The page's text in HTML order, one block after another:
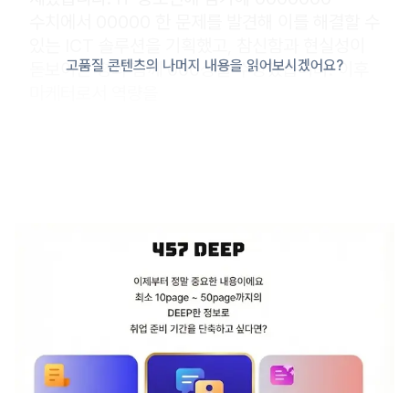
돋보이는 평과 함께 000상을 수상했습니다. 이후
고품질 콘텐츠의 나머지 내용을 읽어보시겠어요?